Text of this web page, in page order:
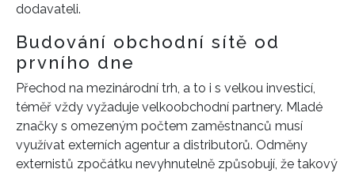
dodavateli.
Budování obchodní sítě od
prvního dne
Přechod na mezinárodní trh, a to i s velkou investicí,
téměř vždy vyžaduje velkoobchodní partnery. Mladé
značky s omezeným počtem zaměstnanců musí
využívat externích agentur a distributorů. Odměny
externistů zpočátku nevyhnutelně způsobují, že takový